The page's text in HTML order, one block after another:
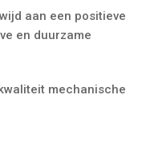
aan een positieve
en duurzame
mechanische